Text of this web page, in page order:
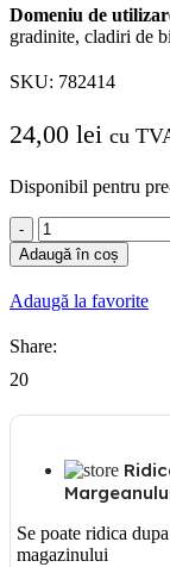
Domeniu de
gradinite, cladiri de
SKU: 782414
24,00 lei cu
Disponibil pentru
Cantitate
Legrand
Forix
Priza
RJ11
Adaugă în coș
Adaugă la favorite
Share:
20
Se poate ridica
magazinului